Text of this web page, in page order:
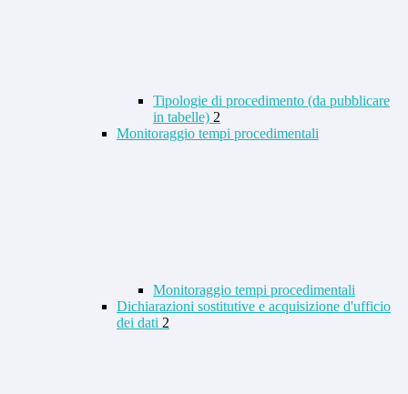
Tipologie di procedimento (da pubblicare
in tabelle) 2
Monitoraggio tempi procedimentali
Monitoraggio tempi procedimentali
Dichiarazioni sostitutive e acquisizione d'ufficio
dei dati 2